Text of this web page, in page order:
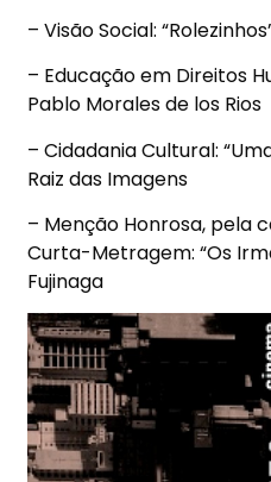
– Visão Social:
– Educação em Direitos
Pablo Morales de los Rios
– Cidadania Cultural:
Raiz das Imagens
– Menção Honrosa, pela
Curta-Metragem: “Os
Fujinaga